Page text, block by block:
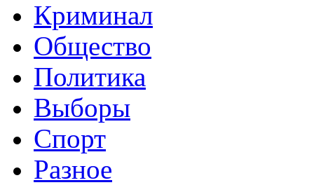
Криминал
Общество
Политика
Выборы
Спорт
Разное